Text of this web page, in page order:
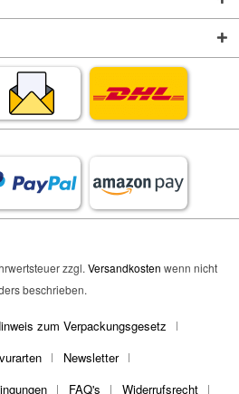
zzgl. Versandkosten wenn nicht
beschrieben.
zum Verpackungsgesetz
Newsletter
FAQ's Widerrufsrecht